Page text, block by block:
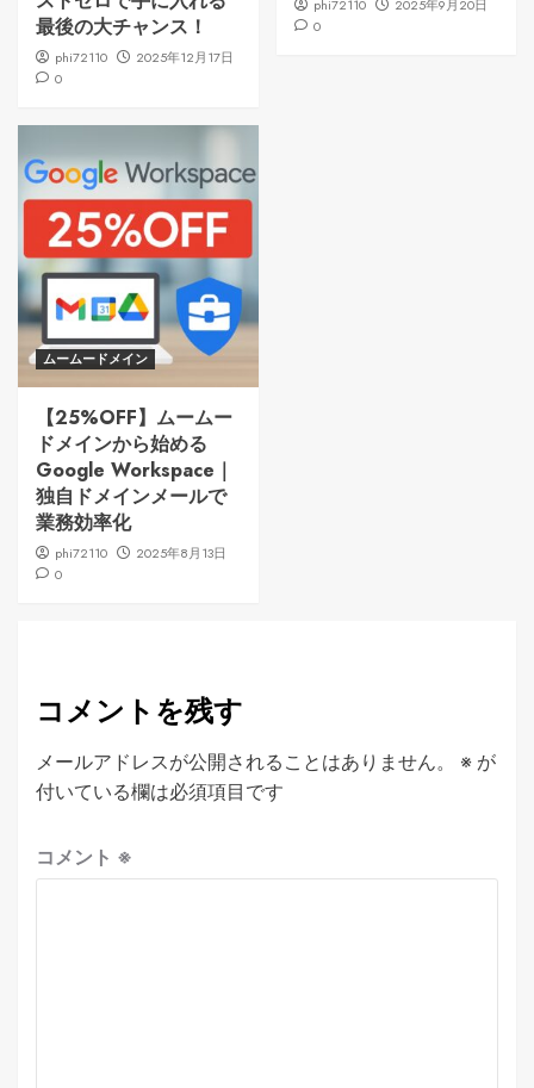
最後の大チャンス！
phi72110
2025年12月17日
0
phi72110
2025年9月20日
0
ムームードメイン
【25%OFF】ムームー
ドメインから始める
Google Workspace｜
独自ドメインメールで
業務効率化
phi72110
2025年8月13日
0
コメントを残す
メールアドレスが公開されることはありません。 ※ が
付いている欄は必須項目です
コメント ※